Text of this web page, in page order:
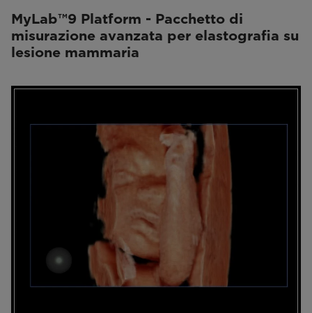
MyLab™9 Platform - Pacchetto di
misurazione avanzata per elastografia su
lesione mammaria